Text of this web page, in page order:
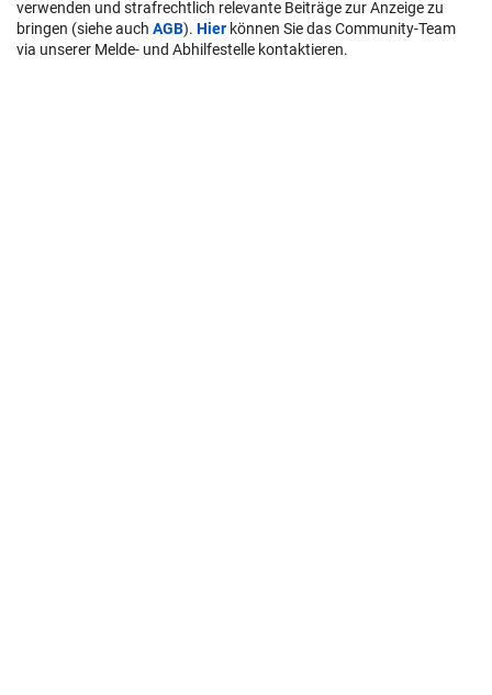
verwenden und strafrechtlich relevante Beiträge zur Anzeige zu
bringen (siehe auch AGB). Hier können Sie das Community-Team
via unserer Melde- und Abhilfestelle kontaktieren.